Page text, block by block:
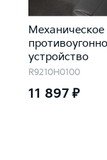
Механическое
устройство
R9210H0100
11 897 ₽